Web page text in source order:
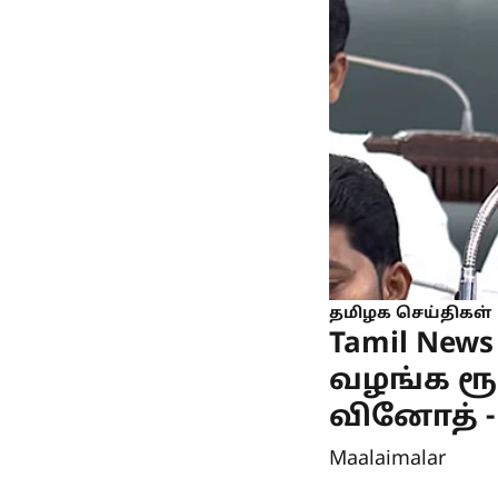
தமிழக செய்திகள்
Tamil
வழங்க
வினோத் -
Maalaimalar